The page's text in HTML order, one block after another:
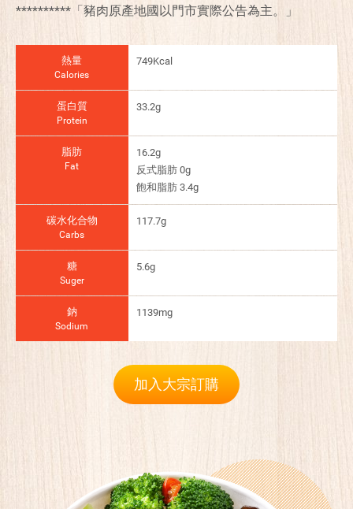
**********「豬肉原產地國以門市實際公告為主。」
熱量
Calories
749Kcal
蛋白質
Protein
33.2g
脂肪
Fat
16.2g
反式脂肪 0g
飽和脂肪 3.4g
碳水化合物
Carbs
117.7g
糖
Suger
5.6g
鈉
Sodium
1139mg
加入大宗訂購